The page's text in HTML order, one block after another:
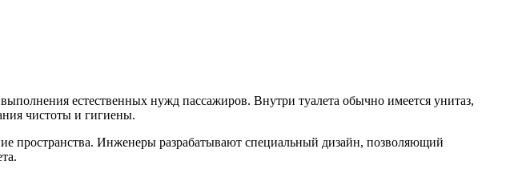
естественных нужд пассажиров. Внутри туалета обычно имеется унитаз,
чистоты и гигиены.
пространства. Инженеры разрабатывают специальный дизайн, позволяющий